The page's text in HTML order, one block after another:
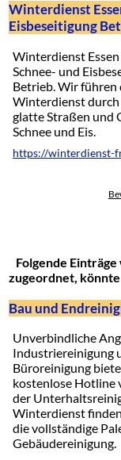
Winterdienst
Eisbeseitigung
Winterdienst
Schnee- und
Betrieb. Wir führen
Winterdienst durch
glatte Straßen und
Schnee und Eis.
https://winterdienst-
Folgende
zugeordnet,
Bau und
Unverbindliche
Industriereinigung
Büroreinigung
kostenlose Hotline
der
Winterdienst
die vollständige
Gebäudereinigung.